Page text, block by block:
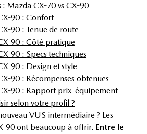
: Mazda CX-70 vs CX-90
90 : Confort
90 : Tenue de route
90 : Côté pratique
90 : Specs techniques
90 : Design et style
90 : Récompenses obtenues
90 : Rapport prix-équipement
selon votre profil ?
VUS intermédiaire ? Les
90 ont beaucoup à offrir. Entre le